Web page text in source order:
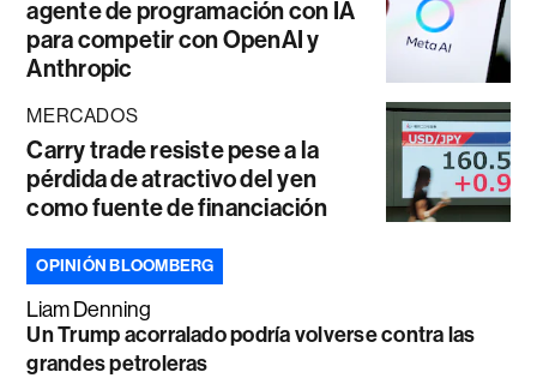
agente de programación con IA
para competir con OpenAI y
Anthropic
MERCADOS
Carry trade resiste pese a la
pérdida de atractivo del yen
como fuente de financiación
OPINIÓN BLOOMBERG
Liam Denning
Un Trump acorralado podría volverse contra las
grandes petroleras